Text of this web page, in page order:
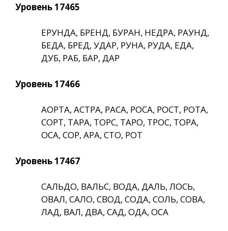
Уровень 17465
ЕРУНДА, БРЕНД, БУРАН, НЕДРА, РАУНД,
БЕДА, БРЕД, УДАР, РУНА, РУДА, ЕДА,
ДУБ, РАБ, БАР, ДАР
Уровень 17466
АОРТА, АСТРА, РАСА, РОСА, РОСТ, РОТА,
СОРТ, ТАРА, ТОРС, ТАРО, ТРОС, ТОРА,
ОСА, СОР, АРА, СТО, РОТ
Уровень 17467
САЛЬДО, ВАЛЬС, ВОДА, ДАЛЬ, ЛОСЬ,
ОВАЛ, САЛО, СВОД, СОДА, СОЛЬ, СОВА,
ЛАД, ВАЛ, ДВА, САД, ОДА, ОСА